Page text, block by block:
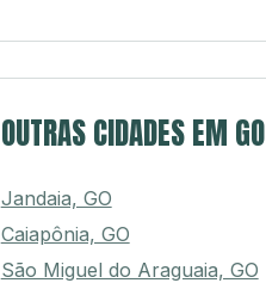
OUTRAS CIDADES EM GO
Jandaia, GO
Caiapônia, GO
São Miguel do Araguaia, GO